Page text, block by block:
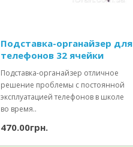
Подставка-органайзер для
телефонов 32 ячейки
Подставка-органайзер отличное
решение проблемы с постоянной
эксплуатацией телефонов в школе
во время..
470.00грн.